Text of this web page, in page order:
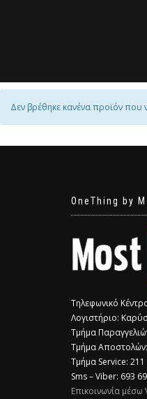
Δεν βρέθηκε κανένα προϊόν που
OneThing by
Τηλεφωνικό
Λογιστήριο:
Τμήμα
Τμήμα
Τμήμα Service:
Sms – Viber: 693
Επικοινωνία μέσω